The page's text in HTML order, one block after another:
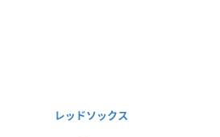
レッドソックス